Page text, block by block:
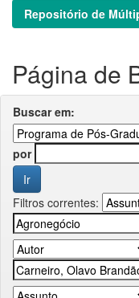
Repositório de
Página de
Buscar em:
por
Filtros correntes: